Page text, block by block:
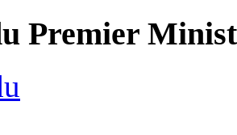
Premier